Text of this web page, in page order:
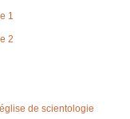
1
2
de scientologie